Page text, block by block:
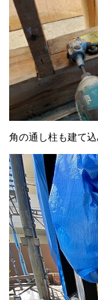
角の通し柱も建て